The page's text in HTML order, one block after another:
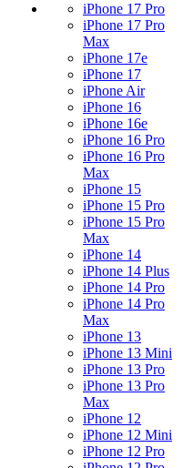
iPhone 17 Pro
iPhone 17 Pro
Max
iPhone 17e
iPhone 17
iPhone Air
iPhone 16
iPhone 16e
iPhone 16 Pro
iPhone 16 Pro
Max
iPhone 15
iPhone 15 Pro
iPhone 15 Pro
Max
iPhone 14
iPhone 14 Plus
iPhone 14 Pro
iPhone 14 Pro
Max
iPhone 13
iPhone 13 Mini
iPhone 13 Pro
iPhone 13 Pro
Max
iPhone 12
iPhone 12 Mini
iPhone 12 Pro